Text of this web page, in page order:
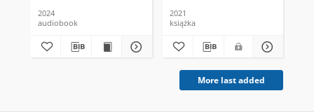
2024
audiobook
2021
książka
More last added